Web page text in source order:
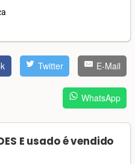
Twitter E-Mail
WhatsApp
E usado é vendido